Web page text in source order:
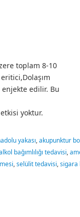
toplam 8-10
edilir. Bu
yoktur.
yakası,akupunktur
bağımlılığı tedavisi,
,selülit tedavisi,sigara